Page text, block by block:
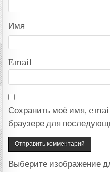
Имя
Email
Сохранить моё имя,
браузере для
Выберите изображение